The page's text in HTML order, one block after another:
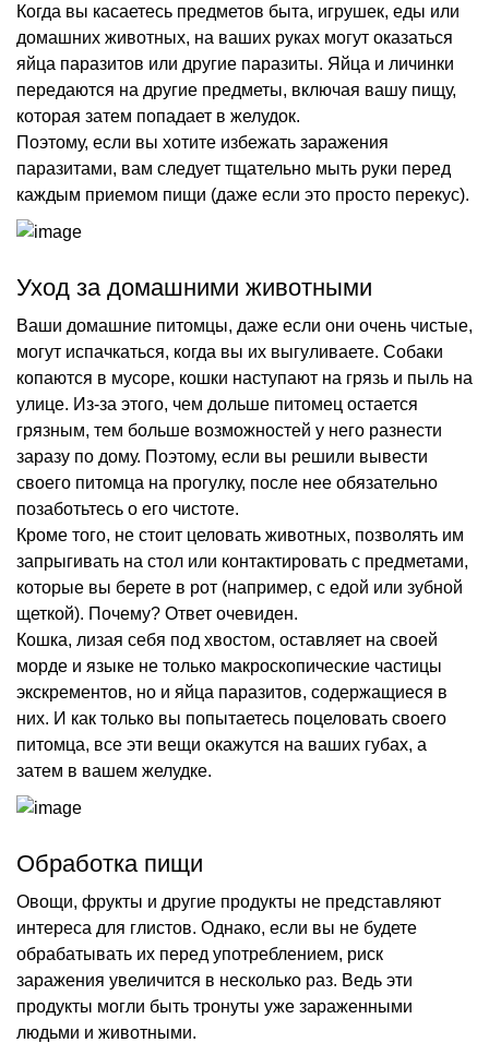
Когда вы касаетесь предметов быта, игрушек, еды или
домашних животных, на ваших руках могут оказаться
яйца паразитов или другие паразиты. Яйца и личинки
передаются на другие предметы, включая вашу пищу,
которая затем попадает в желудок.
Поэтому, если вы хотите избежать заражения
паразитами, вам следует тщательно мыть руки перед
каждым приемом пищи (даже если это просто перекус).
Уход за домашними животными
Ваши домашние питомцы, даже если они очень чистые,
могут испачкаться, когда вы их выгуливаете. Собаки
копаются в мусоре, кошки наступают на грязь и пыль на
улице. Из-за этого, чем дольше питомец остается
грязным, тем больше возможностей у него разнести
заразу по дому. Поэтому, если вы решили вывести
своего питомца на прогулку, после нее обязательно
позаботьтесь о его чистоте.
Кроме того, не стоит целовать животных, позволять им
запрыгивать на стол или контактировать с предметами,
которые вы берете в рот (например, с едой или зубной
щеткой). Почему? Ответ очевиден.
Кошка, лизая себя под хвостом, оставляет на своей
морде и языке не только макроскопические частицы
экскрементов, но и яйца паразитов, содержащиеся в
них. И как только вы попытаетесь поцеловать своего
питомца, все эти вещи окажутся на ваших губах, а
затем в вашем желудке.
Обработка пищи
Овощи, фрукты и другие продукты не представляют
интереса для глистов. Однако, если вы не будете
обрабатывать их перед употреблением, риск
заражения увеличится в несколько раз. Ведь эти
продукты могли быть тронуты уже зараженными
людьми и животными.